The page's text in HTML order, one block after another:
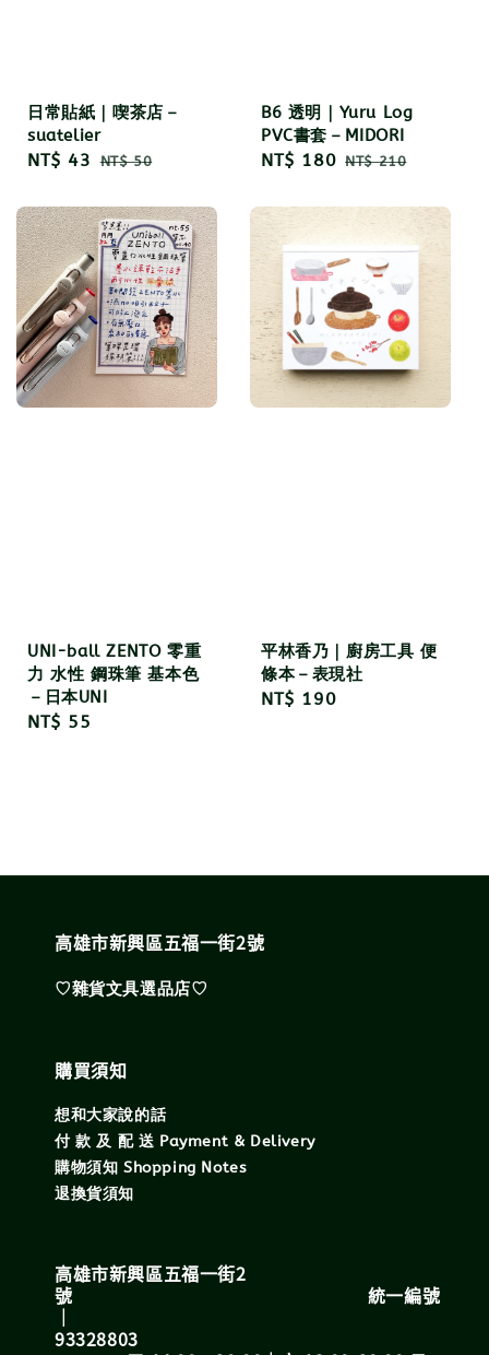
日常貼紙｜喫茶店－
suatelier
Sale
NT$ 43 Regular
NT$ 50
B6 透明｜Yuru Log
PVC書套－MIDORI
Sale
NT$ 180 Regular
NT$ 210
UNI-ball ZENTO 零重
力 水性 鋼珠筆 基本色
－日本UNI
Regular
NT$ 55
平林香乃｜廚房工具 便
條本－表現社
Regular
NT$ 190
高雄市新興區五福一街2號
♡雜貨文具選品店♡
購買須知
想和大家說的話
付 款 及 配 送 Payment & Delivery
購物須知 Shopping Notes
退換貨須知
高雄市新興區五福一街2
號 統一編號
｜
93328803